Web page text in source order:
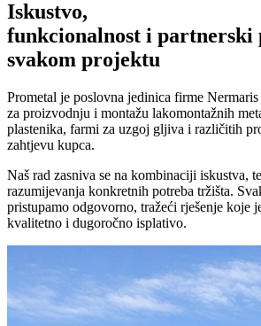
Iskustvo,
funkcionalnost i partnerski
svakom projektu
Prometal je poslovna jedinica firme
za proizvodnju i montažu lakomontažnih
plastenika, farmi za uzgoj gljiva i različitih
zahtjevu kupca.
Naš rad zasniva se na kombinaciji iskustva,
razumijevanja konkretnih potreba tržišta.
pristupamo odgovorno, tražeći rješenje koje
kvalitetno i dugoročno isplativo.